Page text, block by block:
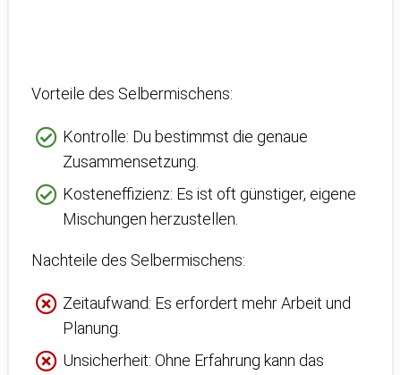
Vorteile des Selbermischens:
Kontrolle: Du bestimmst die genaue
Zusammensetzung.
Kosteneffizienz: Es ist oft günstiger, eigene
Mischungen herzustellen.
Nachteile des Selbermischens:
Zeitaufwand: Es erfordert mehr Arbeit und
Planung.
Unsicherheit: Ohne Erfahrung kann das